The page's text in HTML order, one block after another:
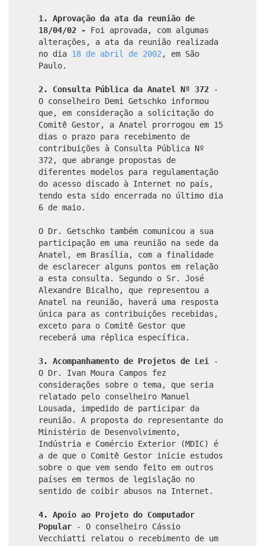
1. Aprovação da ata da reunião de
18/04/02 - Foi aprovada, com algumas
alterações, a ata da reunião realizada
no dia 18 de abril de 2002 , em São
Paulo.
2. Consulta Pública da Anatel Nº 372 -
O conselheiro Demi Getschko informou
que, em consideração a solicitação do
Comitê Gestor, a Anatel prorrogou em 15
dias o prazo para recebimento de
contribuições à Consulta Pública Nº
372, que abrange propostas de
diferentes modelos para regulamentação
do acesso discado à Internet no país,
tendo esta sido encerrada no último dia
6 de maio.
O Dr. Getschko também comunicou a sua
participação em uma reunião na sede da
Anatel, em Brasília, com a finalidade
de esclarecer alguns pontos em relação
a esta consulta. Segundo o Sr. José
Alexandre Bicalho, que representou a
Anatel na reunião, haverá uma resposta
única para as contribuições recebidas,
exceto para o Comitê Gestor que
receberá uma réplica específica.
3. Acompanhamento de Projetos de Lei
-
O Dr. Ivan Moura Campos fez
considerações sobre o tema, que seria
relatado pelo conselheiro Manuel
Lousada, impedido de participar da
reunião. A proposta do representante do
Ministério de Desenvolvimento,
Indústria e Comércio Exterior (MDIC) é
a de que o Comitê Gestor inicie estudos
sobre o que vem sendo feito em outros
países em termos de legislação no
sentido de coibir abusos na Internet.
4. Apoio ao Projeto do Computador
Popular
- O conselheiro Cássio
Vecchiatti relatou o recebimento de um